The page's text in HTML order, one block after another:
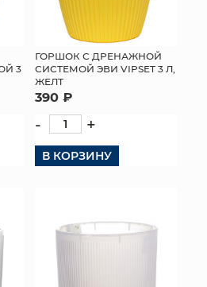
И СУМКИ
ЦЕНТР
КЛИЕНТАМ
И ОПЛАТА
3
ГОРШОК С ДРЕНАЖНОЙ
СИСТЕМОЙ ЭВИ VIPSET 3 Л,
ЖЕЛТ
390 ₽
- +
В КОРЗИНУ